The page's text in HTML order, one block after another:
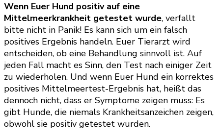
Wenn Euer Hund positiv auf eine
Mittelmeerkrankheit getestet wurde, verfallt
bitte nicht in Panik! Es kann sich um ein falsch
positives Ergebnis handeln. Euer Tierarzt wird
entscheiden, ob eine Behandlung sinnvoll ist. Auf
jeden Fall macht es Sinn, den Test nach einiger Zeit
zu wiederholen. Und wenn Euer Hund ein korrektes
positives Mittelmeertest-Ergebnis hat, heißt das
dennoch nicht, dass er Symptome zeigen muss: Es
gibt Hunde, die niemals Krankheitsanzeichen zeigen,
obwohl sie positiv getestet wurden.